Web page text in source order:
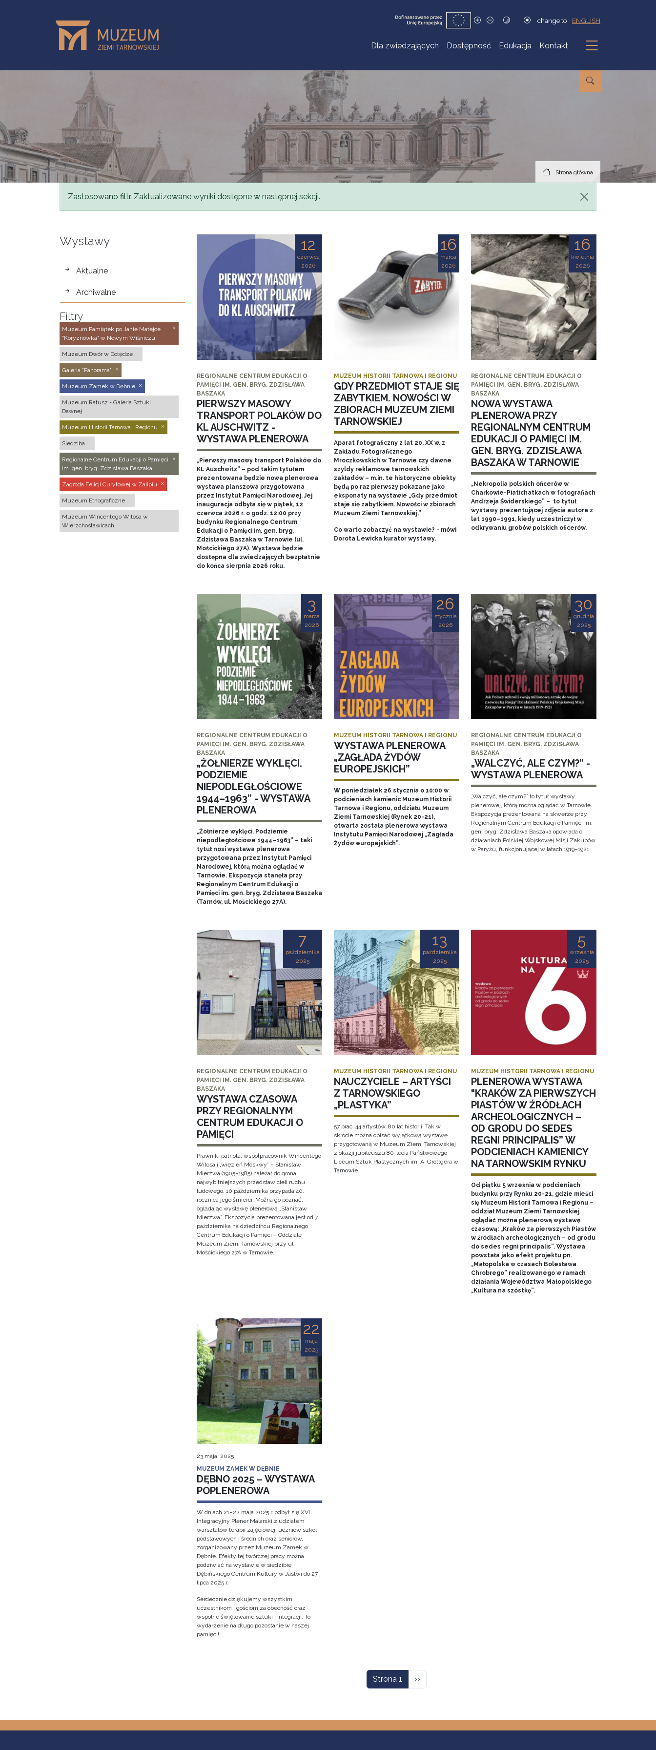
change to ENGLISH
Dla zwiedzających Dostępność Edukacja Kontakt
Podmenu
Strona główna
Komunikat
Zastosowano filtr. Zaktualizowane wyniki dostępne w następnej sekcji.
Wystawy
wystawy
Aktualne
Archiwalne
Filtry
Muzeum Pamiątek po Janie Matejce
"Koryznówka" w Nowym Wiśniczu
Muzeum Dwór w Dołędze
Galeria "Panorama"
Muzeum Zamek w Dębnie
Muzeum Ratusz - Galeria Sztuki
Dawnej
Muzeum Historii Tarnowa i Regionu
Siedziba
Regionalne Centrum Edukacji o Pamięci
im. gen. bryg. Zdzisława Baszaka
Zagroda Felicji Curyłowej w Zalipiu
Muzeum Etnograficzne
Muzeum Wincentego Witosa w
Wierzchosławicach
12
czerwca
2026
REGIONALNE CENTRUM EDUKACJI O
PAMIĘCI IM. GEN. BRYG. ZDZISŁAWA
BASZAKA
PIERWSZY MASOWY
TRANSPORT POLAKÓW DO
KL AUSCHWITZ -
WYSTAWA PLENEROWA
„Pierwszy masowy transport Polaków do
KL Auschwitz” – pod takim tytułem
prezentowana będzie nowa plenerowa
wystawa planszowa przygotowana
przez Instytut Pamięci Narodowej. Jej
inauguracja odbyła się w piątek, 12
czerwca 2026 r. o godz. 12:00 przy
budynku Regionalnego Centrum
Edukacji o Pamięci im. gen. bryg.
Zdzisława Baszaka w Tarnowie (ul.
Mościckiego 27A). Wystawa będzie
dostępna dla zwiedzających bezpłatnie
do końca sierpnia 2026 roku.
16
marca
2026
MUZEUM HISTORII TARNOWA I REGIONU
GDY PRZEDMIOT STAJE SIĘ
ZABYTKIEM. NOWOŚCI W
ZBIORACH MUZEUM ZIEMI
TARNOWSKIEJ
Aparat fotograficzny z lat 20. XX w. z
Zakładu Fotograficznego
Mroczkowskich w Tarnowie czy dawne
szyldy reklamowe tarnowskich
zakładów – m.in. te historyczne obiekty
będą po raz pierwszy pokazane jako
eksponaty na wystawie „Gdy przedmiot
staje się zabytkiem. Nowości w zbiorach
Muzeum Ziemi Tarnowskiej.”
Co warto zobaczyć na wystawie? - mówi
Dorota Lewicka kurator wystawy.
16
kwietnia
2026
REGIONALNE CENTRUM EDUKACJI O
PAMIĘCI IM. GEN. BRYG. ZDZISŁAWA
BASZAKA
NOWA WYSTAWA
PLENEROWA PRZY
REGIONALNYM CENTRUM
EDUKACJI O PAMIĘCI IM.
GEN. BRYG. ZDZISŁAWA
BASZAKA W TARNOWIE
„Nekropolia polskich oficerów w
Charkowie-Piatichatkach w fotografiach
Andrzeja Świderskiego” – to tytuł
wystawy prezentującej zdjęcia autora z
lat 1990–1991, kiedy uczestniczył w
odkrywaniu grobów polskich oficerów.
3
marca
2026
REGIONALNE CENTRUM EDUKACJI O
PAMIĘCI IM. GEN. BRYG. ZDZISŁAWA
BASZAKA
„ŻOŁNIERZE WYKLĘCI.
PODZIEMIE
NIEPODLEGŁOŚCIOWE
1944–1963” - WYSTAWA
PLENEROWA
„Żołnierze wyklęci. Podziemie
niepodległościowe 1944–1963” – taki
tytuł nosi wystawa plenerowa
przygotowana przez Instytut Pamięci
Narodowej, którą można oglądać w
Tarnowie. Ekspozycja stanęła przy
Regionalnym Centrum Edukacji o
Pamięci im. gen. bryg. Zdzisława Baszaka
(Tarnów, ul. Mościckiego 27A).
26
stycznia
2026
MUZEUM HISTORII TARNOWA I REGIONU
WYSTAWA PLENEROWA
„ZAGŁADA ŻYDÓW
EUROPEJSKICH”
W poniedziałek 26 stycznia o 10:00 w
podcieniach kamienic Muzeum Historii
Tarnowa i Regionu, oddziału Muzeum
Ziemi Tarnowskiej (Rynek 20-21),
otwarta została plenerowa wystawa
Instytutu Pamięci Narodowej „Zagłada
Żydów europejskich”.
30
grudnia
2025
REGIONALNE CENTRUM EDUKACJI O
PAMIĘCI IM. GEN. BRYG. ZDZISŁAWA
BASZAKA
„WALCZYĆ, ALE CZYM?” -
WYSTAWA PLENEROWA
„Walczyć, ale czym?” to tytuł wystawy
plenerowej, którą można oglądać w Tarnowie.
Ekspozycja prezentowana na skwerze przy
Regionalnym Centrum Edukacji o Pamięci im.
gen. bryg. Zdzisława Baszaka opowiada o
działaniach Polskiej Wojskowej Misji Zakupów
w Paryżu, funkcjonującej w latach 1919–1921.
7
października
2025
REGIONALNE CENTRUM EDUKACJI O
PAMIĘCI IM. GEN. BRYG. ZDZISŁAWA
BASZAKA
WYSTAWA CZASOWA
PRZY REGIONALNYM
CENTRUM EDUKACJI O
PAMIĘCI
Prawnik, patriota, współpracownik Wincentego
Witosa i „więzień Moskwy” – Stanisław
Mierzwa (1905–1985) należał do grona
najwybitniejszych przedstawicieli ruchu
ludowego. 10 października przypada 40.
rocznica jego śmierci. Można go poznać,
oglądając wystawę plenerową „Stanisław
Mierzwa”. Ekspozycja prezentowana jest od 7
października na dziedzińcu Regionalnego
Centrum Edukacji o Pamięci – Oddziale
Muzeum Ziemi Tarnowskiej przy ul.
Mościckiego 27A w Tarnowie.
13
października
2025
MUZEUM HISTORII TARNOWA I REGIONU
NAUCZYCIELE – ARTYŚCI
Z TARNOWSKIEGO
„PLASTYKA”
57 prac. 44 artystów. 80 lat historii. Tak w
skrócie można opisać wyjątkową wystawę
przygotowaną w Muzeum Ziemi Tarnowskiej
z okazji jubileuszu 80-lecia Państwowego
Liceum Sztuk Plastycznych im. A. Grottgera w
Tarnowie.
5
września
2025
MUZEUM HISTORII TARNOWA I REGIONU
PLENEROWA WYSTAWA
"KRAKÓW ZA PIERWSZYCH
PIASTÓW W ŹRÓDŁACH
ARCHEOLOGICZNYCH –
OD GRODU DO SEDES
REGNI PRINCIPALIS” W
PODCIENIACH KAMIENICY
NA TARNOWSKIM RYNKU
Od piątku 5 września w podcieniach
budynku przy Rynku 20-21, gdzie mieści
się Muzeum Historii Tarnowa i Regionu –
oddział Muzeum Ziemi Tarnowskiej
oglądać można plenerową wystawę
czasową: „Kraków za pierwszych Piastów
w źródłach archeologicznych – od grodu
do sedes regni principalis”. Wystawa
powstała jako efekt projektu pn.
„Małopolska w czasach Bolesława
Chrobrego” realizowanego w ramach
działania Województwa Małopolskiego
„Kultura na szóstkę”.
22
maja
2025
23 maja, 2025
MUZEUM ZAMEK W DĘBNIE
DĘBNO 2025 – WYSTAWA
POPLENEROWA
W dniach 21–22 maja 2025 r. odbył się XVI
Integracyjny Plener Malarski z udziałem
warsztatów terapii zajęciowej, uczniów szkół
podstawowych i średnich oraz seniorów,
zorganizowany przez Muzeum Zamek w
Dębnie. Efekty tej twórczej pracy można
podziwiać na wystawie w siedzibie
Dębińskiego Centrum Kultury w Jastwi do 27
lipca 2025 r.
Serdecznie dziękujemy wszystkim
uczestnikom i gościom za obecność oraz
wspólne świętowanie sztuki i integracji. To
wydarzenie na długo pozostanie w naszej
pamięci!
Strona 1 Następna strona
››